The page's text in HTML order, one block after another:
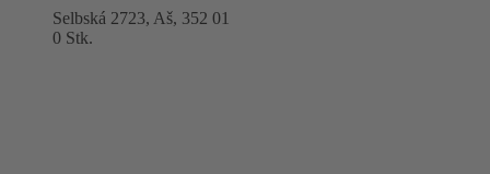
Selbská 2723, Aš, 352 01
0 Stk.